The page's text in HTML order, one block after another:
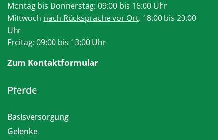
Montag bis Donnerstag: 09:00 bis 16:00 Uhr
Mittwoch nach Rücksprache vor Ort: 18:00 bis 20:00
Uhr
Freitag: 09:00 bis 13:00 Uhr
Zum Kontaktformular
Pferde
Basisversorgung
Gelenke